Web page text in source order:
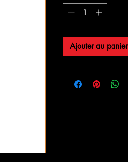
Ajouter au panier